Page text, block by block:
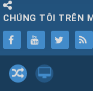
CHÚNG TÔI TRÊN